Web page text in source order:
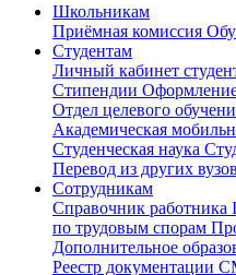
Школьникам
Приёмная комиссия
Студентам
Личный кабинет
Стипендии Оформление
Отдел целевого
Академическая
Студенческая наука
Перевод из других вузов
Сотрудникам
Cправочник работника
по трудовым спорам
Дополнительное
Реестр документации